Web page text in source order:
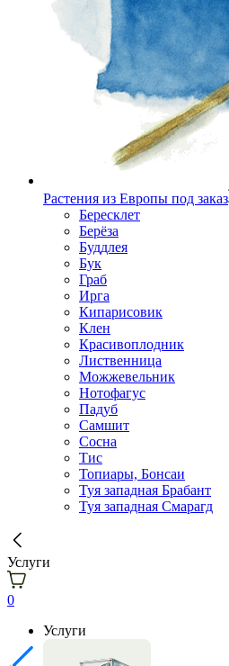
Растения из Европы под заказ
Бересклет
Берёза
Буддлея
Бук
Граб
Ирга
Кипарисовик
Клен
Красивоплодник
Лиственница
Можжевельник
Нотофагус
Падуб
Самшит
Сосна
Тис
Топиары, Бонсаи
Туя западная Брабант
Туя западная Смарагд
Услуги
0
Услуги